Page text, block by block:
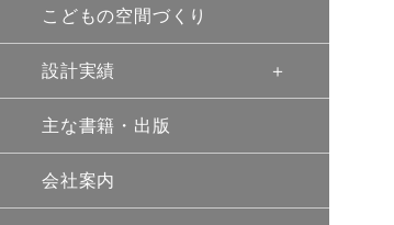
こどもの空間づくり
設計実績
主な書籍・出版
会社案内